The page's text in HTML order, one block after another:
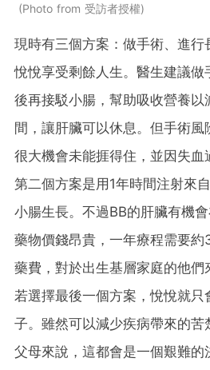
Photo from 受訪者授權
現時有三個方案：做手術、進行
悅悅享受剩餘人生。醫生建議做
後再接駁小腸，幫助吸收營養以
間，讓肝臟可以休息。但手術
很大機會未能捱得住，並因失血
第二個方案是用1年時間注射來
小腸生長。不過BB的肝臟有機
藥物價錢昂貴，一年療程需要
藥費，對於出生基層家庭的他們
若選擇最後一個方案，悅悅就只
子。雖然可以減少疾病帶來的苦
父母來說，這都會是一個艱難的